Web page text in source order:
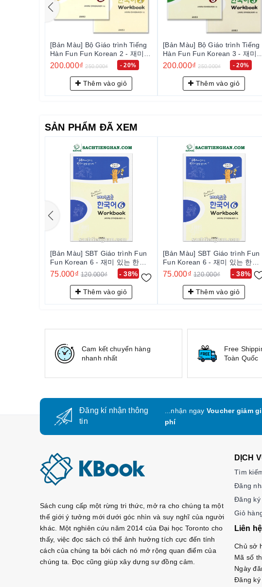
5. Đối tượng phù hợp
Người chuẩn bị cho kỳ thi TOPIK cấp 1–4.
Giáo viên và trung tâm đào tạo tiếng Hàn.
[Bản Màu] Bộ Giáo trình Tiếng
Hàn Fun Fun Korean 3 - 재미
있는 한국어 3
200.000₫ 250.000₫ - 20%
Thêm vào giỏ
[Bản Màu] Bộ Giáo trình Tiếng
Hàn Fun Fun Korean 4 - 재미
있는 한국어 4
200.000₫ 250.000₫ - 20%
Thêm vào giỏ
SẢN PHẨM ĐÃ XEM
- 38%
[Bản Màu] SBT Giáo trình Fun
Fun Korean 6 - 재미 있는 한국
어 Workbook 6
75.000₫ 120.000₫
Thêm vào giỏ
- 38%
[Bản Màu] SBT Giáo trình Fun
Fun Korean 6 - 재미 있는 한국
어 Workbook 6
75.000₫ 120.000₫
Thêm vào giỏ
Cam kết chuyển hàng
nhanh nhất
Free
Toàn Quốc
Đăng kí nhận thông
tin
...nhận ngay Voucher giảm
phí
Sách cung cấp một rừng tri thức, mở ra cho chúng ta một
thế giới ý tưởng mới dưới góc nhìn và suy nghĩ của người
khác. Một nghiên cứu năm 2014 của Đại học Toronto cho
thấy, việc đọc sách có thể ảnh hưởng tích cực đến tính
cách của chúng ta bởi cách nó mở rộng quan điểm của
chúng ta. Đọc cũng giúp xây dựng sự đồng cảm.
DỊCH
Tìm
Đăng
Đăng ký
Giỏ
Liên hệ
Chủ sở
Mã số
Ngày
Đăng ký